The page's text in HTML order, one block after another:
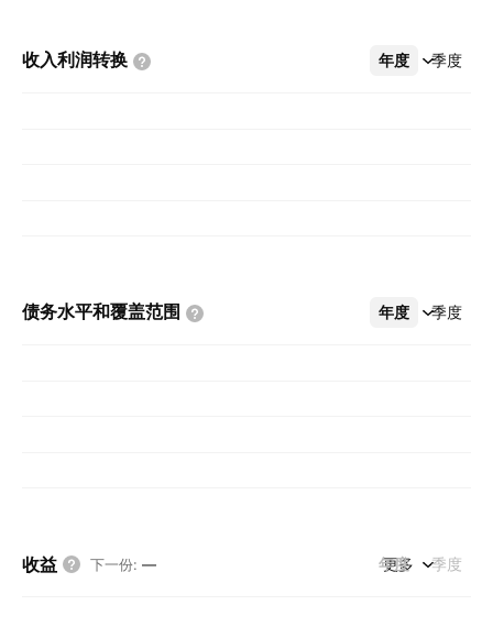
收入利润转换 年度 季度
更多
债务水平和覆盖范围 年度 季度
更多
收益 下一份: — 年度 季度
更多